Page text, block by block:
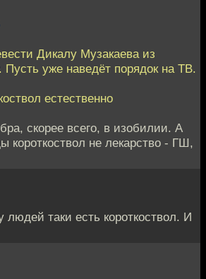
Дикалу Музакаева из
Пусть уже наведёт порядок на ТВ.
естественно
скорее всего, в изобилии. А
короткоствол не лекарство - ГШ,
людей таки есть короткоствол. И